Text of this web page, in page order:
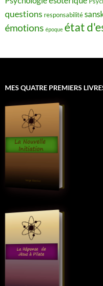
questions responsabilité
émotions époque état
MES QUATRE PREMIERS